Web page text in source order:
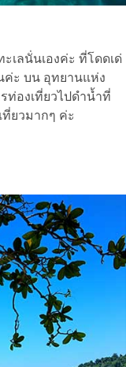
เลนั่นเองค่ะ ที่โดดเด่
ค่ะ บน อุทยานแห่ง
ท่องเที่ยวไปดำน้ำที่
ยวมากๆ ค่ะ